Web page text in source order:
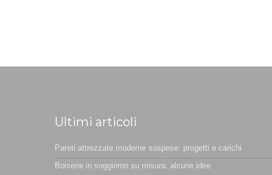
Ultimi articoli
Pareti attrezzate moderne sospese: progetti e carichi
Boiserie in soggiorno su misura: alcune idee